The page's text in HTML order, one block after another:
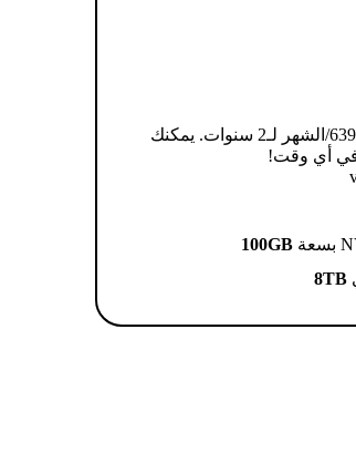
تتجدّد مقابل E£⁦639⁩/الشهر لـ2 سنوات. يمكنك
في أي وقت!
100GB
8TB